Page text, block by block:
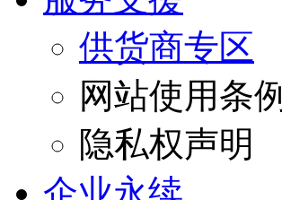
供货商专区
网站使用条例
隐私权声明